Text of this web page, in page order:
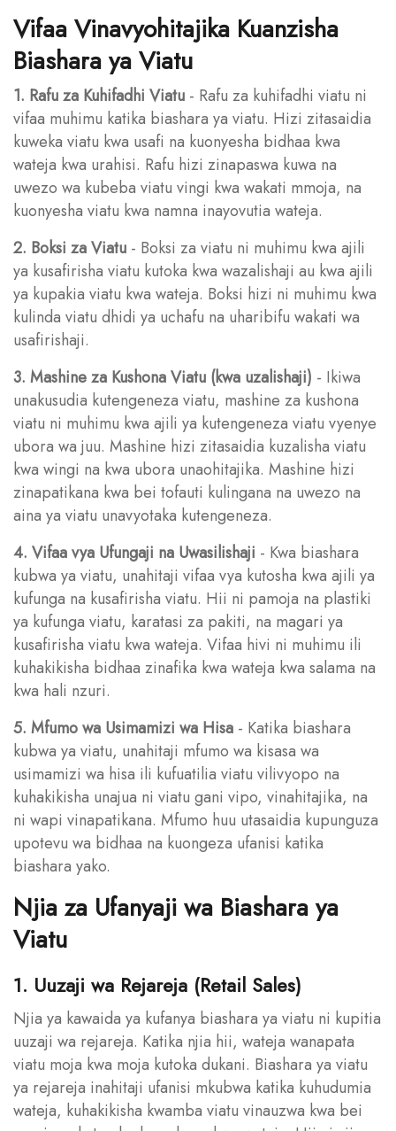
Vifaa Vinavyohitajika Kuanzisha
Biashara ya Viatu
1. Rafu za Kuhifadhi Viatu - Rafu za kuhifadhi viatu ni
vifaa muhimu katika biashara ya viatu. Hizi zitasaidia
kuweka viatu kwa usafi na kuonyesha bidhaa kwa
wateja kwa urahisi. Rafu hizi zinapaswa kuwa na
uwezo wa kubeba viatu vingi kwa wakati mmoja, na
kuonyesha viatu kwa namna inayovutia wateja.
2. Boksi za Viatu - Boksi za viatu ni muhimu kwa ajili
ya kusafirisha viatu kutoka kwa wazalishaji au kwa ajili
ya kupakia viatu kwa wateja. Boksi hizi ni muhimu kwa
kulinda viatu dhidi ya uchafu na uharibifu wakati wa
usafirishaji.
3. Mashine za Kushona Viatu (kwa uzalishaji) - Ikiwa
unakusudia kutengeneza viatu, mashine za kushona
viatu ni muhimu kwa ajili ya kutengeneza viatu vyenye
ubora wa juu. Mashine hizi zitasaidia kuzalisha viatu
kwa wingi na kwa ubora unaohitajika. Mashine hizi
zinapatikana kwa bei tofauti kulingana na uwezo na
aina ya viatu unavyotaka kutengeneza.
4. Vifaa vya Ufungaji na Uwasilishaji - Kwa biashara
kubwa ya viatu, unahitaji vifaa vya kutosha kwa ajili ya
kufunga na kusafirisha viatu. Hii ni pamoja na plastiki
ya kufunga viatu, karatasi za pakiti, na magari ya
kusafirisha viatu kwa wateja. Vifaa hivi ni muhimu ili
kuhakikisha bidhaa zinafika kwa wateja kwa salama na
kwa hali nzuri.
5. Mfumo wa Usimamizi wa Hisa - Katika biashara
kubwa ya viatu, unahitaji mfumo wa kisasa wa
usimamizi wa hisa ili kufuatilia viatu vilivyopo na
kuhakikisha unajua ni viatu gani vipo, vinahitajika, na
ni wapi vinapatikana. Mfumo huu utasaidia kupunguza
upotevu wa bidhaa na kuongeza ufanisi katika
biashara yako.
Njia za Ufanyaji wa Biashara ya
Viatu
1. Uuzaji wa Rejareja (Retail Sales)
Njia ya kawaida ya kufanya biashara ya viatu ni kupitia
uuzaji wa rejareja. Katika njia hii, wateja wanapata
viatu moja kwa moja kutoka dukani. Biashara ya viatu
ya rejareja inahitaji ufanisi mkubwa katika kuhudumia
wateja, kuhakikisha kwamba viatu vinauzwa kwa bei